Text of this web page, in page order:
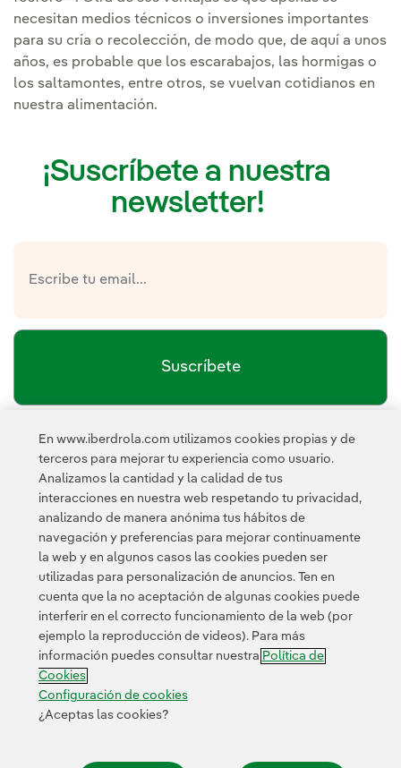
necesitan medios técnicos o inversiones importantes
para su cría o recolección, de modo que, de aquí a unos
años, es probable que los escarabajos, las hormigas o
los saltamontes, entre otros, se vuelvan cotidianos en
nuestra alimentación.
¡Suscríbete a nuestra
newsletter!
Suscríbete
He leído y acepto lapolítica de privacidad de la
Enlace externo, se abre en ventana nueva.
Esta página está protegida por reCAPTCHA y se aplican la
Política de privacidad Términos de servicio de
Contacta Clientes Política de Privacidad Información legal
Política de cookies Configuración de cookies Accesibilidad
Canal de denuncias
En www.iberdrola.com utilizamos cookies propias y de
terceros para mejorar tu experiencia como usuario.
Analizamos la cantidad y la calidad de tus
interacciones en nuestra web respetando tu privacidad,
analizando de manera anónima tus hábitos de
navegación y preferencias para mejorar continuamente
la web y en algunos casos las cookies pueden ser
utilizadas para personalización de anuncios. Ten en
cuenta que la no aceptación de algunas cookies puede
interferir en el correcto funcionamiento de la web (por
ejemplo la reproducción de videos). Para más
información puedes consultar nuestra Política de
Cookies
Configuración de cookies
¿Aceptas las cookies?